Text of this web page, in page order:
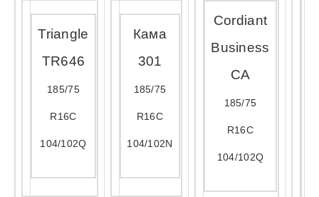
Triangle
TR646
185/75
R16C
104/102Q
Кама
301
185/75
R16C
104/102N
Cordiant
Business
CA
185/75
R16C
104/102Q